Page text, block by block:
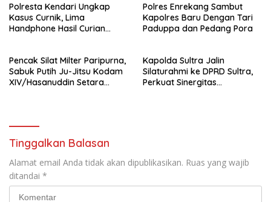
Kejaksaan
Polresta Kendari Ungkap
Kasus Curnik, Lima
Handphone Hasil Curian
Polres Enrekang Sambut
Kapolres Baru Dengan Tari
Paduppa dan Pedang Pora
Pencak Silat Milter Paripurna,
Sabuk Putih Ju-Jitsu Kodam
XIV/Hasanuddin Setara
Kapolda Sultra Jalin
Silaturahmi ke DPRD Sultra,
Perkuat Sinergitas
Tinggalkan Balasan
Alamat email Anda tidak akan dipublikasikan. Ruas yang wajib
ditandai *